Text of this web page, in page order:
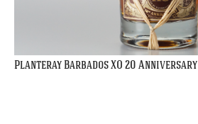
Planteray Barbados XO 20 Anniversary